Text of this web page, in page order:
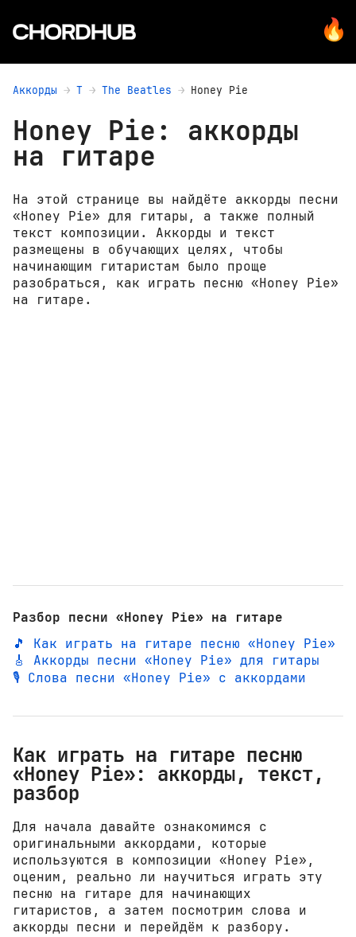
Аккорды T The Beatles Honey Pie
Honey Pie: аккорды
на гитаре
На этой странице вы найдёте аккорды песни
«Honey Pie» для гитары, а также полный
текст композиции. Аккорды и текст
размещены в обучающих целях, чтобы
начинающим гитаристам было проще
разобраться, как играть песню «Honey Pie»
на гитаре.
Разбор песни «Honey Pie» на гитаре
🎵 Как играть на гитаре песню «Honey Pie»
🎸 Аккорды песни «Honey Pie» для гитары
🎙️ Слова песни «Honey Pie» с аккордами
Как играть на гитаре песню
«Honey Pie»: аккорды, текст,
разбор
Для начала давайте ознакомимся с
оригинальными аккордами, которые
используются в композиции «Honey Pie»,
оценим, реально ли научиться играть эту
песню на гитаре для начинающих
гитаристов, а затем посмотрим слова и
аккорды песни и перейдём к разбору.